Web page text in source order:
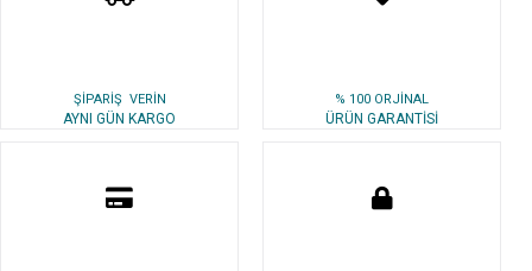
ŞİPARİŞ VERİN
AYNI GÜN KARGO
% 100 ORJİNAL
ÜRÜN GARANTİSİ